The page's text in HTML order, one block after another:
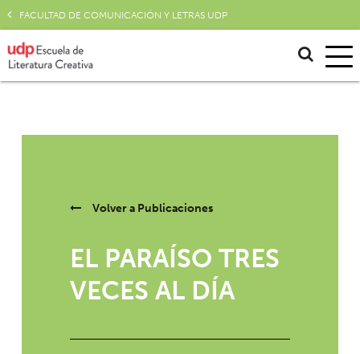
FACULTAD DE COMUNICACIÓN Y LETRAS UDP
Volver a Publicaciones
EL PARAÍSO TRES
VECES AL DÍA